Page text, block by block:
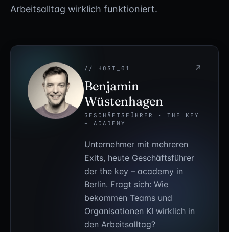
Arbeitsalltag wirklich funktioniert.
// HOST_01 ↗
Benjamin
Wüstenhagen
GESCHÄFTSFÜHRER · THE KEY
– ACADEMY
Unternehmer mit mehreren
Exits, heute Geschäftsführer
der the key – academy in
Berlin. Fragt sich: Wie
bekommen Teams und
Organisationen KI wirklich in
den Arbeitsalltag?